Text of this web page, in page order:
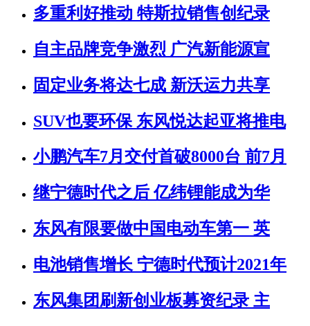
多重利好推动 特斯拉销售创纪录
自主品牌竞争激烈 广汽新能源宣
固定业务将达七成 新沃运力共享
SUV也要环保 东风悦达起亚将推电
小鹏汽车7月交付首破8000台 前7月
继宁德时代之后 亿纬锂能成为华
东风有限要做中国电动车第一 英
电池销售增长 宁德时代预计2021年
东风集团刷新创业板募资纪录 主